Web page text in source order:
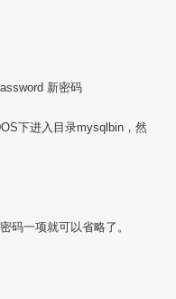
新密码
下进入目录mysqlbin，然
码一项就可以省略了。